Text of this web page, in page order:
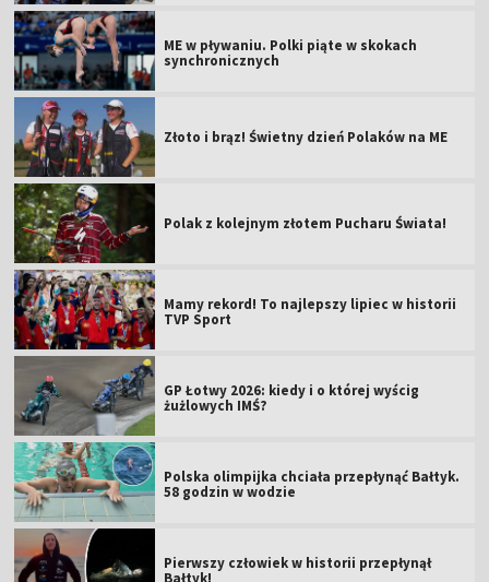
ME w pływaniu. Polki piąte w skokach
synchronicznych
Złoto i brąz! Świetny dzień Polaków na ME
Polak z kolejnym złotem Pucharu Świata!
Mamy rekord! To najlepszy lipiec w historii
TVP Sport
GP Łotwy 2026: kiedy i o której wyścig
żużlowych IMŚ?
Polska olimpijka chciała przepłynąć Bałtyk.
58 godzin w wodzie
Pierwszy człowiek w historii przepłynął
Bałtyk!